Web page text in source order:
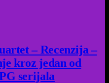
– Recenzija –
kroz jedan od
serijala